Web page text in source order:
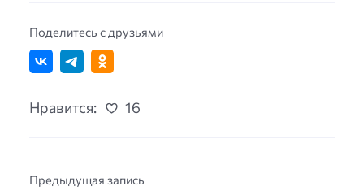
Поделитесь с друзьями
Нравится: 16
Предыдущая запись